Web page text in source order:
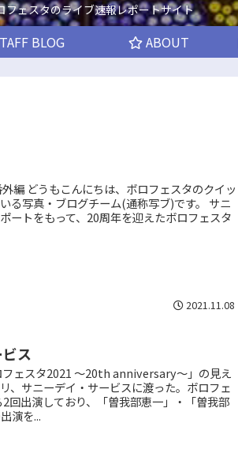
フェスタのライブ速報レポートサイト
BLOG ABOUT
編 どうもこんにちは、ボロフェスタのクイッ
る写真・ブログチーム(通称写ブ)です。 サニ
ートをもって、20周年を迎えたボロフェスタ
2021.11.08
ス
ェスタ2021 〜20th anniversary〜」の見え
、サニーデイ・サービスに渡った。ボロフェ
回出演しており、「曽我部恵一」・「曽我部
演を...